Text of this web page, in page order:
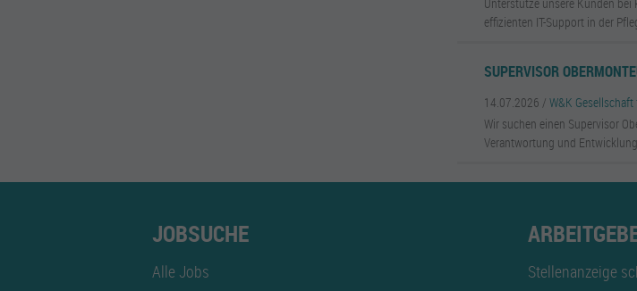
effizienten IT-Support in der
SUPERVISOR
14.07.2026 /W&K
Wir suchen einen Supervisor
Verantwortung und
JOBSUCHE
Alle Jobs Stellenanzeige